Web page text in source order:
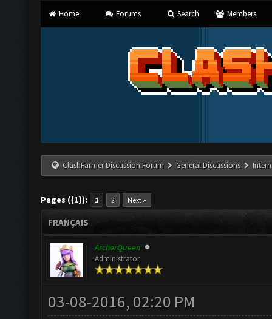
Home Forums Search Members
ClashFarmer Discussion Forum General Discussions
Pages ({1}): 1 2 Next »
FRANÇAIS
ArcherQueen
Administrator
03-08-2016, 02:20 PM